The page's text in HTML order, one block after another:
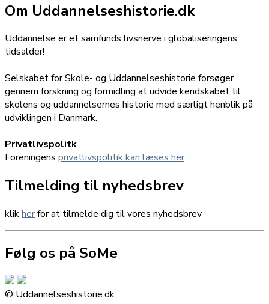
Om Uddannelseshistorie.dk
Uddannelse er et samfunds livsnerve i globaliseringens
tidsalder!
Selskabet for Skole- og Uddannelseshistorie forsøger
gennem forskning og formidling at udvide kendskabet til
skolens og uddannelsernes historie med særligt henblik på
udviklingen i Danmark.
Privatlivspolitk
Foreningens privatlivspolitik kan læses her.
Tilmelding til nyhedsbrev
klikherfor at tilmelde dig til vores nyhedsbrev
Følg os på SoMe
© Uddannelseshistorie.dk